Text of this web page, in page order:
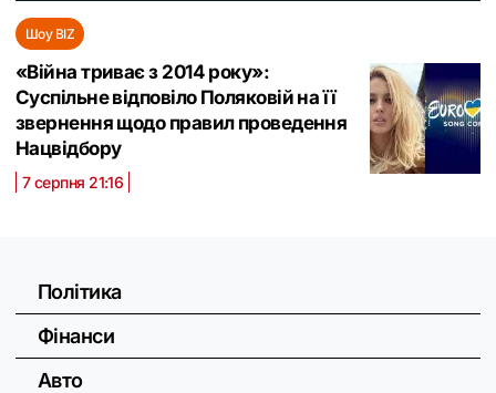
Шоу BIZ
«Війна триває з 2014 року»:
Суспільне відповіло Поляковій на її
звернення щодо правил проведення
Нацвідбору
7 серпня 21:16
Політика
Фінанси
Авто